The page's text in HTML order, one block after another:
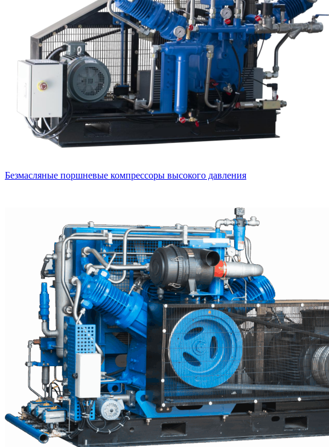
Безмасляные поршневые компрессоры высокого давления